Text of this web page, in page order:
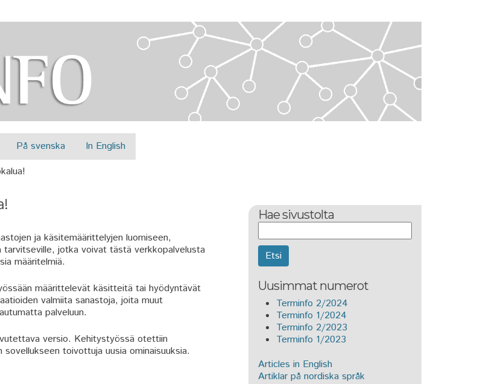
På svenska In English
ja käsitemäärittelyjen luomiseen,
tarvitseville, jotka voivat tästä verkkopalvelusta
määritelmiä.
määrittelevät käsitteitä tai hyödyntävät
valmiita sanastoja, joita muut
palveluun.
versio. Kehitystyössä otettiin
toivottuja uusia ominaisuuksia.
Hae sivustolta
Uusimmat numerot
Terminfo 2/2024
Terminfo 1/2024
Terminfo 2/2023
Terminfo 1/2023
Articles in English
Artiklar på nordiska språk